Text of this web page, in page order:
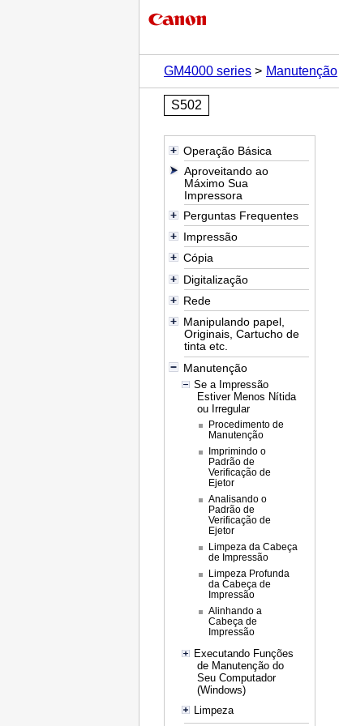
GM4000 series
Manutenção
S502
Operação Básica
Aproveitando ao
Máximo Sua
Impressora
Perguntas Frequentes
Impressão
Cópia
Digitalização
Rede
Manipulando papel,
Originais, Cartucho de
tinta etc.
Manutenção
Se a Impressão
Estiver Menos Nítida
ou Irregular
Procedimento de
Manutenção
Imprimindo o
Padrão de
Verificação de
Ejetor
Analisando o
Padrão de
Verificação de
Ejetor
Limpeza da Cabeça
de Impressão
Limpeza Profunda
da Cabeça de
Impressão
Alinhando a
Cabeça de
Impressão
Executando Funções
de Manutenção do
Seu Computador
(Windows)
Limpeza